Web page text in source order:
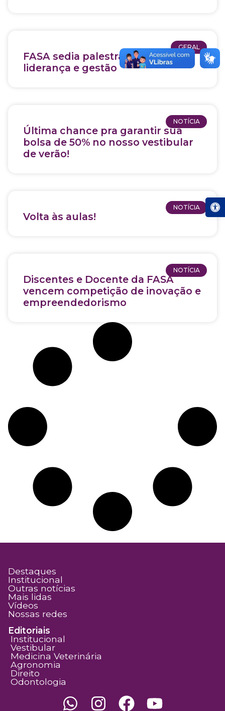
Abrir
GERAL
FASA sedia palestra sobre
liderança e gestão
NOTÍCIA
Última chance pra garantir sua
bolsa de 50% no nosso vestibular
de verão!
NOTÍCIA
Volta às aulas!
NOTÍCIA
Discentes e Docente da FASA
vencem competição de inovação e
empreendedorismo
Destaques
Institucional
Outras notícias
Mais lidas
Vídeos
Nossas redes
Editoriais
Institucional
Vestibular
Medicina Veterinária
Agronomia
Direito
Odontologia